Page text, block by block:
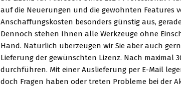
auf die Neuerungen und die gewohnten Features
Anschaffungskosten besonders günstig aus,
Dennoch stehen Ihnen alle Werkzeuge ohne
Hand. Natürlich überzeugen wir Sie aber auch
Lieferung der gewünschten Lizenz. Nach maximal
durchführen. Mit einer Auslieferung per E-Mail
doch Fragen haben oder treten Probleme bei der